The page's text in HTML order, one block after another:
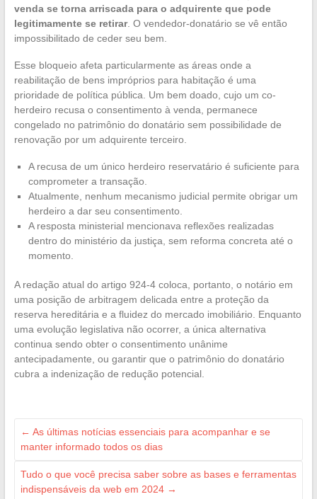
venda se torna arriscada para o adquirente que pode
legitimamente se retirar. O vendedor-donatário se vê então
impossibilitado de ceder seu bem.
Esse bloqueio afeta particularmente as áreas onde a
reabilitação de bens impróprios para habitação é uma
prioridade de política pública. Um bem doado, cujo um co-
herdeiro recusa o consentimento à venda, permanece
congelado no patrimônio do donatário sem possibilidade de
renovação por um adquirente terceiro.
A recusa de um único herdeiro reservatário é suficiente para
comprometer a transação.
Atualmente, nenhum mecanismo judicial permite obrigar um
herdeiro a dar seu consentimento.
A resposta ministerial mencionava reflexões realizadas
dentro do ministério da justiça, sem reforma concreta até o
momento.
A redação atual do artigo 924-4 coloca, portanto, o notário em
uma posição de arbitragem delicada entre a proteção da
reserva hereditária e a fluidez do mercado imobiliário. Enquanto
uma evolução legislativa não ocorrer, a única alternativa
continua sendo obter o consentimento unânime
antecipadamente, ou garantir que o patrimônio do donatário
cubra a indenização de redução potencial.
← As últimas notícias essenciais para acompanhar e se
manter informado todos os dias
Tudo o que você precisa saber sobre as bases e ferramentas
indispensáveis da web em 2024 →